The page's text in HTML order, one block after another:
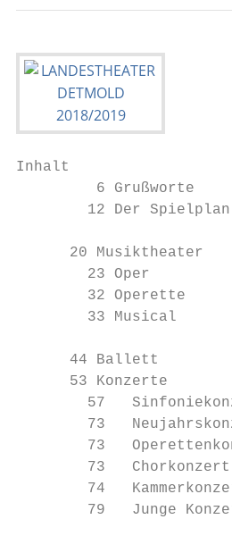
Inhalt
         6 Grußworte
        12 Der Spielplan
      20 Musiktheater
        23 Oper
        32 Operette
        33 Musical
      44 Ballett
      53 Konzerte
57
73
73
        73   Chorkonzert
74
79   Junge